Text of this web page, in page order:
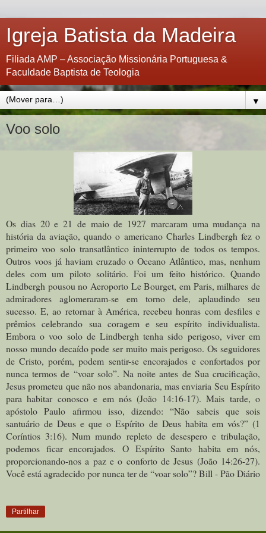
Igreja Batista da Madeira
Filiada AMP – Associação Missionária Portuguesa &
Faculdade Baptista de Teologia
▼
Voo solo
Os dias 20 e 21 de maio de 1927 marcaram uma mudança na
história da aviação, quando o americano Charles Lindbergh fez o
primeiro voo solo transatlântico ininterrupto de todos os tempos.
Outros voos já haviam cruzado o Oceano Atlântico, mas, nenhum
deles com um piloto solitário. Foi um feito histórico. Quando
Lindbergh pousou no Aeroporto Le Bourget, em Paris, milhares de
admiradores aglomeraram-se em torno dele, aplaudindo seu
sucesso. E, ao retornar à América, recebeu honras com desfiles e
prêmios celebrando sua coragem e seu espírito individualista.
Embora o voo solo de Lindbergh tenha sido perigoso, viver em
nosso mundo decaído pode ser muito mais perigoso. Os seguidores
de Cristo, porém, podem sentir-se encorajados e confortados por
nunca termos de “voar solo”. Na noite antes de Sua crucificação,
Jesus prometeu que não nos abandonaria, mas enviaria Seu Espírito
para habitar conosco e em nós (João 14:16-17). Mais tarde, o
apóstolo Paulo afirmou isso, dizendo: “Não sabeis que sois
santuário de Deus e que o Espírito de Deus habita em vós?” (1
Coríntios 3:16). Num mundo repleto de desespero e tribulação,
podemos ficar encorajados. O Espírito Santo habita em nós,
proporcionando-nos a paz e o conforto de Jesus (João 14:26-27).
Você está agradecido por nunca ter de “voar solo”? Bill - Pão Diário
Partilhar